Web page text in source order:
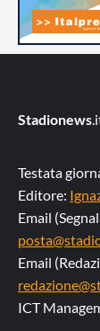
Stadionews
Testata
Editore:
Email
Email
ICT